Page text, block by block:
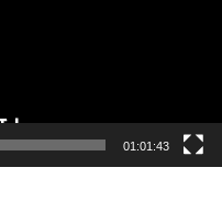
01:01:43